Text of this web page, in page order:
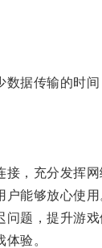
据传输的时间
充分发挥网
能够放心使用
题，提升游戏
验。